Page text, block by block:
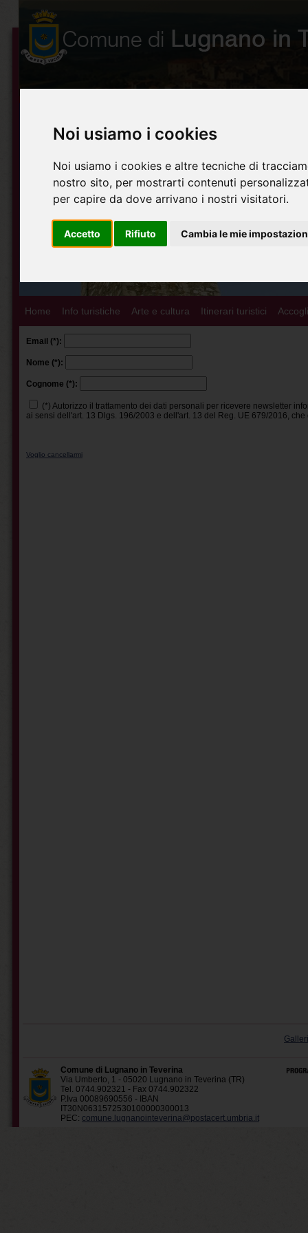
Noi usiamo i cookies
Noi usiamo i cookies e altre tecniche di
nostro sito, per mostrarti contenuti
per capire da dove arrivano i nostri visitatori.
Accetto Rifiuto Cambia le mie
Home Info turistiche Arte e cultura Itinerari turistici
Email (*):
Nome (*):
Cognome (*):
(*) Autorizzo il trattamento dei dati personali per ricevere newsletter
ai sensi dell'art. 13 Dlgs. 196/2003 e dell'art. 13 del Reg. UE 679/2016,
Voglio cancellarmi
Comune di Lugnano in Teverina
Via Umberto, 1 - 05020 Lugnano in Teverina (TR)
Tel. 0744.902321 - Fax 0744.902322
P.Iva 00089690556 - IBAN
IT30N0631572530100000300013
PEC: comune.lugnanointeverina@postacert.umbria.it